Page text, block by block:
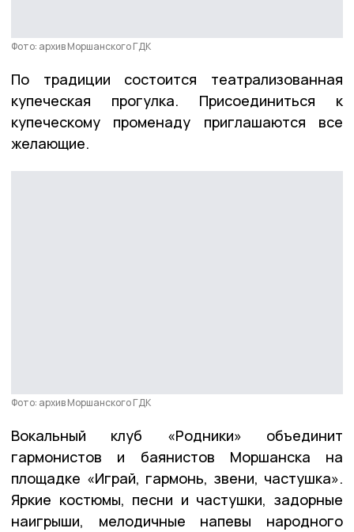
Фото: архив Моршанского ГДК
По традиции состоится театрализованная
купеческая прогулка. Присоединиться к
купеческому променаду приглашаются все
желающие.
Фото: архив Моршанского ГДК
Вокальный клуб «Родники» объединит
гармонистов и баянистов Моршанска на
площадке «Играй, гармонь, звени, частушка».
Яркие костюмы, песни и частушки, задорные
наигрыши, мелодичные напевы народного